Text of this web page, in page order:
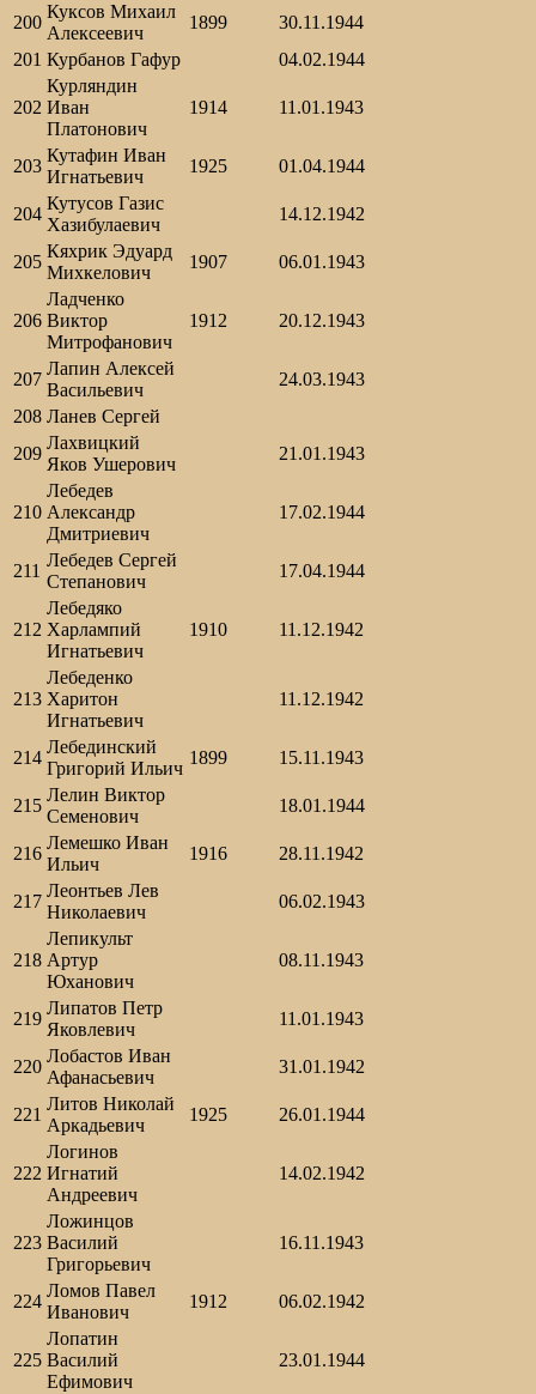
200
Куксов Михаил
Алексеевич
1899
30.11.1944
201 Курбанов Гафур 04.02.1944
202
Курляндин
Иван
Платонович
1914 11.01.1943
203
Кутафин Иван
Игнатьевич
1925 01.04.1944
204
Кутусов Газис
Хазибулаевич
14.12.1942
205
Кяхрик Эдуард
Михкелович
1907 06.01.1943
206
Ладченко
Виктор
Митрофанович
1912 20.12.1943
207
Лапин Алексей
Васильевич
24.03.1943
208 Ланев Сергей
209
Лахвицкий
Яков Ушерович
21.01.1943
210
Лебедев
Александр
Дмитриевич
17.02.1944
211
Лебедев Сергей
Степанович
17.04.1944
212
Лебедяко
Харлампий
Игнатьевич
1910 11.12.1942
213
Лебеденко
Харитон
Игнатьевич
11.12.1942
214
Лебединский
Григорий Ильич
1899 15.11.1943
215
Лелин Виктор
Семенович
18.01.1944
216
Лемешко Иван
Ильич
1916 28.11.1942
217
Леонтьев Лев
Николаевич
06.02.1943
218
Лепикульт
Артур
Юханович
08.11.1943
219
Липатов Петр
Яковлевич
11.01.1943
220
Лобастов Иван
Афанасьевич
31.01.1942
221
Литов Николай
Аркадьевич
1925 26.01.1944
222
Логинов
Игнатий
Андреевич
14.02.1942
223
Ложинцов
Василий
Григорьевич
16.11.1943
224
Ломов Павел
Иванович
1912 06.02.1942
225
Лопатин
Василий
Ефимович
23.01.1944